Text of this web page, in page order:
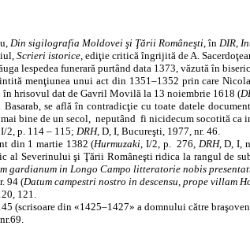
Din sigilografia Moldovei şi Ţării Româneşti, înDIR,
Scrieri istorice, ediţie critică îngrijită de A.
lespedea funerară purtând data 1373, văzută în
menţiunea unui act din 1351–1352 prin care
în hrisovul dat de Gavril Movilă la 13 noiembrie 1618 (
se află în contradicţie cu toate datele
bine de un secol, neputând fi nicidecum socotită ca
2, p. 114 – 115; DRH, D, I, Bucureşti, 1977, nr. 46.
din 1 martie 1382 (Hurmuzaki, I/2, p. 276, DRH, D, I,
al Severinului şi Ţării Româneşti ridica la rangul de
gardianum in Longo Campo litteratorie nobis
94 (Datum campestri nostro in descensu, prope villam
121.
(scrisoare din «1425–1427» a domnului către